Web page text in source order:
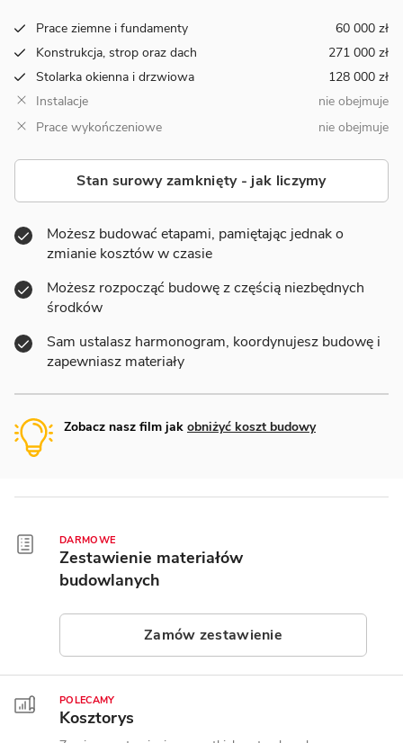
Prace ziemne i fundamenty
60 000 zł
Konstrukcja, strop oraz dach
271 000 zł
Stolarka okienna i drzwiowa
128 000 zł
Instalacje
nie obejmuje
Prace wykończeniowe
nie obejmuje
Stan surowy zamknięty - jak liczymy
Możesz budować etapami, pamiętając jednak o
zmianie kosztów w czasie
Możesz rozpocząć budowę z częścią niezbędnych
środków
Sam ustalasz harmonogram, koordynujesz budowę i
zapewniasz materiały
Zobacz nasz film jak obniżyć koszt budowy
DARMOWE
Zestawienie materiałów
budowlanych
Zamów zestawienie
POLECAMY
Kosztorys